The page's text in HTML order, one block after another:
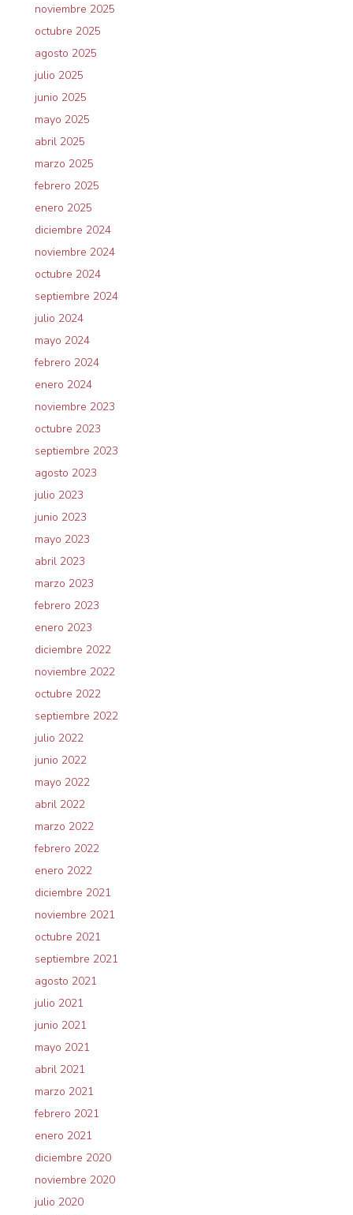
noviembre 2025
octubre 2025
agosto 2025
julio 2025
junio 2025
mayo 2025
abril 2025
marzo 2025
febrero 2025
enero 2025
diciembre 2024
noviembre 2024
octubre 2024
septiembre 2024
julio 2024
mayo 2024
febrero 2024
enero 2024
noviembre 2023
octubre 2023
septiembre 2023
agosto 2023
julio 2023
junio 2023
mayo 2023
abril 2023
marzo 2023
febrero 2023
enero 2023
diciembre 2022
noviembre 2022
octubre 2022
septiembre 2022
julio 2022
junio 2022
mayo 2022
abril 2022
marzo 2022
febrero 2022
enero 2022
diciembre 2021
noviembre 2021
octubre 2021
septiembre 2021
agosto 2021
julio 2021
junio 2021
mayo 2021
abril 2021
marzo 2021
febrero 2021
enero 2021
diciembre 2020
noviembre 2020
julio 2020